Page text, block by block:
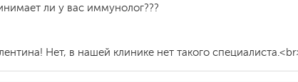
ли у вас иммунолог???
Нет, в нашей клинике нет такого